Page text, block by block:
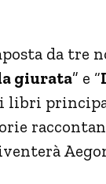
da tre
giurata” e “
libri